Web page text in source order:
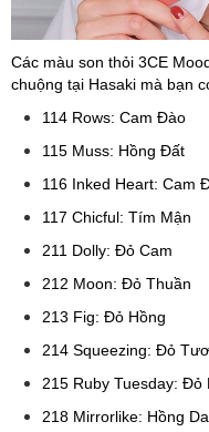
Các màu son thỏi 3CE
chuộng tại Hasaki mà bạn
114 Rows: Cam Đào
115 Muss: Hồng Đất
116 Inked Heart: Cam
117 Chicful: Tím Mận
211 Dolly: Đỏ Cam
212 Moon: Đỏ Thuần
213 Fig: Đỏ Hồng
214 Squeezing: Đỏ
215 Ruby Tuesday: Đỏ
218 Mirrorlike: Hồng Da